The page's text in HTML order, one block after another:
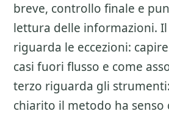
breve, controllo finale e
lettura delle informazioni. Il
riguarda le eccezioni:
casi fuori flusso e come
terzo riguarda gli
chiarito il metodo ha senso